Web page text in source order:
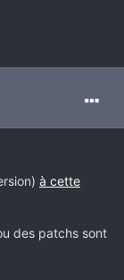
à cette
des patchs sont